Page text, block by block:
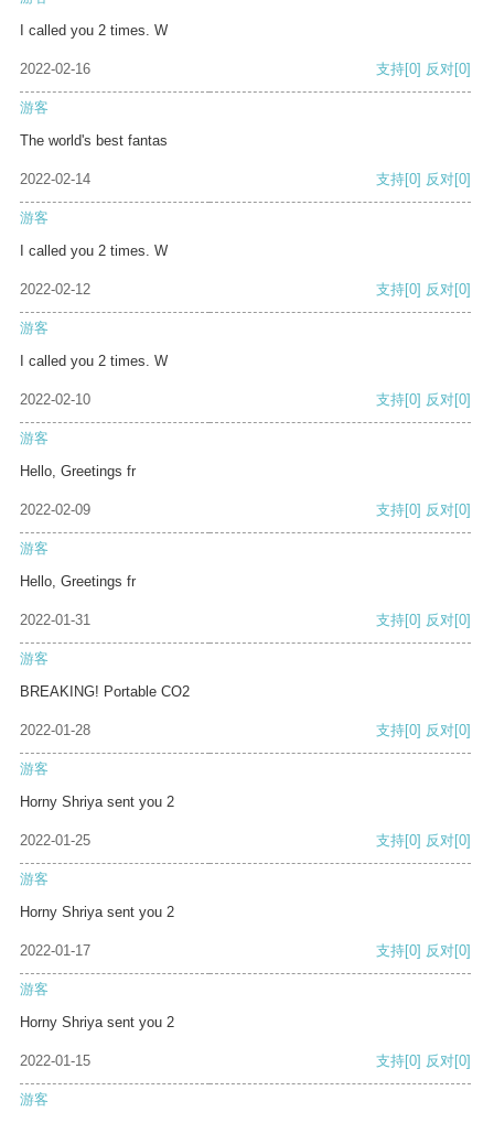
I called you 2 times. W
2022-02-16 支持[0] 反对[0]
游客
The world's best fantas
2022-02-14 支持[0] 反对[0]
游客
I called you 2 times. W
2022-02-12 支持[0] 反对[0]
游客
I called you 2 times. W
2022-02-10 支持[0] 反对[0]
游客
Hello, Greetings fr
2022-02-09 支持[0] 反对[0]
游客
Hello, Greetings fr
2022-01-31 支持[0] 反对[0]
游客
BREAKING! Portable CO2
2022-01-28 支持[0] 反对[0]
游客
Horny Shriya sent you 2
2022-01-25 支持[0] 反对[0]
游客
Horny Shriya sent you 2
2022-01-17 支持[0] 反对[0]
游客
Horny Shriya sent you 2
2022-01-15 支持[0] 反对[0]
游客